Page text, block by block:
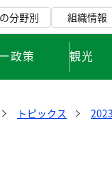
分野別 組織情報
政策 観光
トピックス